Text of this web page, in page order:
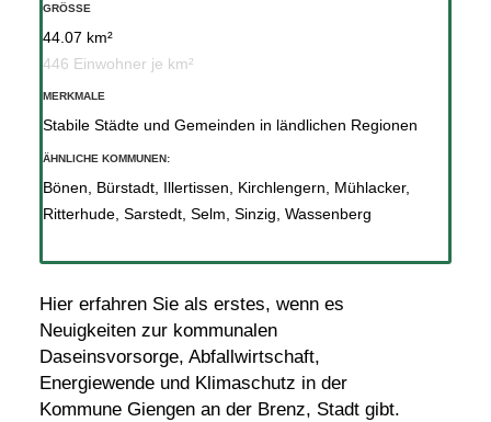
Hier erfahren Sie als erstes, wenn es
Neuigkeiten zur kommunalen
Daseinsvorsorge, Abfallwirtschaft,
Energiewende und Klimaschutz in der
Kommune Giengen an der Brenz, Stadt gibt.
GRÖSSE
44.07 km²
446 Einwohner je km²
MERKMALE
Stabile Städte und Gemeinden in ländlichen Regionen
ÄHNLICHE KOMMUNEN:
Bönen Bürstadt, Illertissen Kirchlengern Mühlacker,
Ritterhude, Sarstedt, Selm Sinzig Wassenberg